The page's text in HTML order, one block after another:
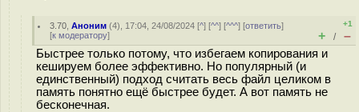
3.70 ,Аноним (4), 17:04, 24/08/2024 [^] [^^] [^^^] [ответить]
[к модератору]
+1
+ / –
Быстрее только потому, что избегаем копирования и
кешируем более эффективно. Но популярный (и
единственный) подход считать весь файл целиком в
память понятно ещё быстрее будет. А вот память не
бесконечная.